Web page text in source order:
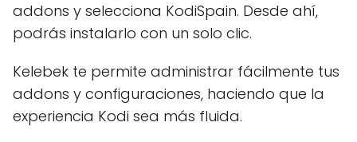
addons y selecciona KodiSpain. Desde ahí,
podrás instalarlo con un solo clic.
Kelebek te permite administrar fácilmente tus
addons y configuraciones, haciendo que la
experiencia Kodi sea más fluida.